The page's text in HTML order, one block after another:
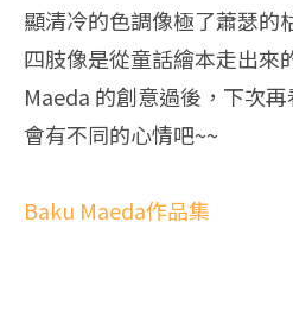
顯清冷的色調像極了蕭瑟的
四肢像是從童話繪本走出來
Maeda 的創意過後，下次
會有不同的心情吧~~
Baku Maeda作品集